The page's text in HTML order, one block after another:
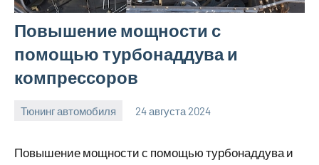
Повышение мощности с
помощью турбонаддува и
компрессоров
Тюнинг автомобиля 24 августа 2024
Повышение мощности с помощью турбонаддува и